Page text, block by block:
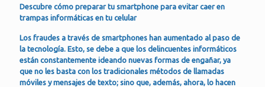
Descubre cómo preparar tu smartphone para evitar caer en
trampas informáticas en tu celular
Los fraudes a través de smartphones han aumentado al paso de
la tecnología. Esto, se debe a que los delincuentes informáticos
están constantemente ideando nuevas formas de engañar, ya
que no les basta con los tradicionales métodos de llamadas
móviles y mensajes de texto; sino que, además, ahora, lo hacen